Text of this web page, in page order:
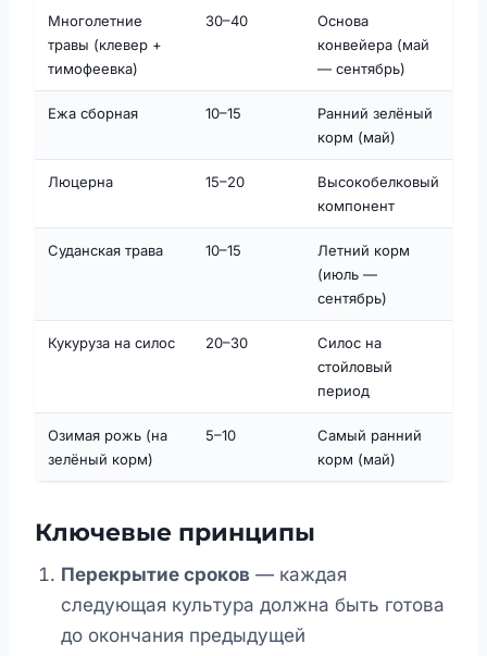
Многолетние
травы (клевер +
тимофеевка)
30–40
Основа
конвейера (май
— сентябрь)
Ежа сборная 10–15
Ранний зелёный
корм (май)
Люцерна 15–20
Высокобелковый
компонент
Суданская трава 10–15
Летний корм
(июль —
сентябрь)
Кукуруза на силос 20–30
Силос на
стойловый
период
Озимая рожь (на
зелёный корм)
5–10
Самый ранний
корм (май)
Ключевые принципы
Перекрытие сроков — каждая
следующая культура должна быть готова
до окончания предыдущей